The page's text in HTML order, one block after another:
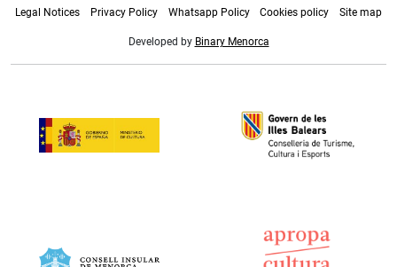
Legal Notices Privacy Policy Whatsapp Policy Cookies policy Site map
Developed by Binary Menorca